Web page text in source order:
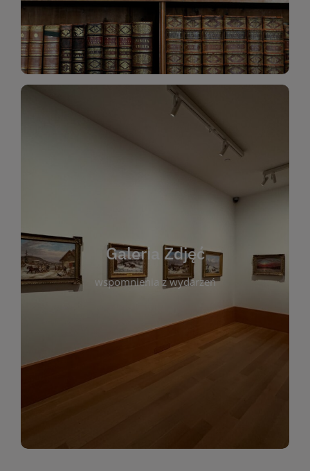
Katalog Zbiorów
Galeria Zdjęć
wspomnienia z wydarzeń
Galeria Zdjęć
wspomnienia z wydarzeń, spotkań i projektów
którym można zobaczyć, jak żyje nasza biblioteka
i jej społeczność. Zdjęcia dokumentują zarówno
uroczyste chwile, jak i codzienne aktywności
czytelników. Regularnie dodajemy nowe galerie,
by każdy mógł powrócić do wyjątkowych
momentów. Zapraszamy do obejrzenia,
wspominania i inspirowania się!